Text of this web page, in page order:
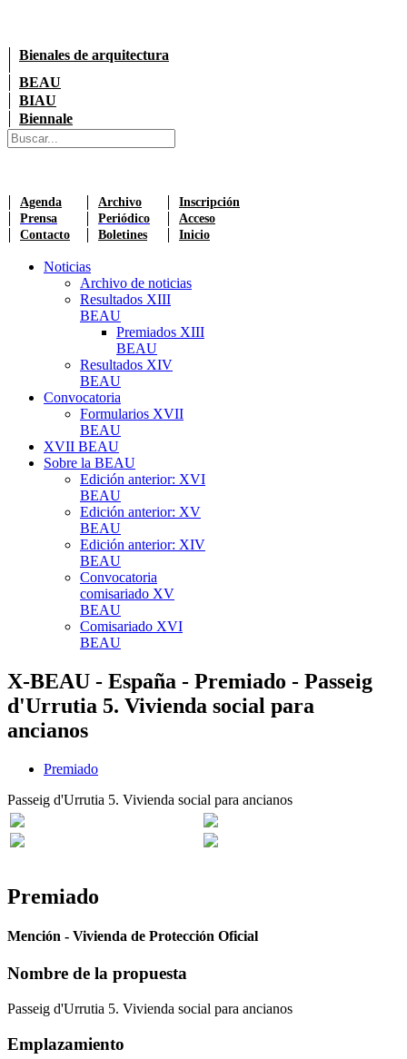
Bienales de arquitectura
BEAU
BIAU
Biennale
Agenda Archivo
Inscripción
Prensa
Periódico
Acceso
Contacto
Boletines Inicio
Noticias
Archivo de noticias
Resultados XIII
BEAU
Premiados XIII
BEAU
Resultados XIV
BEAU
Convocatoria
Formularios XVII
BEAU
XVII BEAU
Sobre la BEAU
Edición anterior: XVI
BEAU
Edición anterior: XV
BEAU
Edición anterior: XIV
BEAU
Convocatoria
comisariado XV
BEAU
Comisariado XVI
BEAU
X-BEAU - España - Premiado - Passeig
d'Urrutia 5. Vivienda social para
ancianos
Premiado
Passeig d'Urrutia 5. Vivienda social para ancianos
Premiado
Mención - Vivienda de Protección Oficial
Nombre de la propuesta
Passeig d'Urrutia 5. Vivienda social para ancianos
Emplazamiento